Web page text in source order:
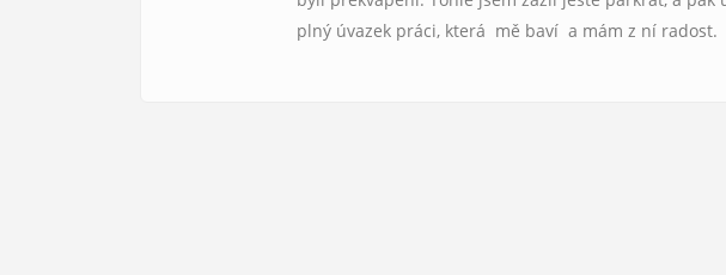
plný úvazek práci, která mě baví a mám z ní radost.